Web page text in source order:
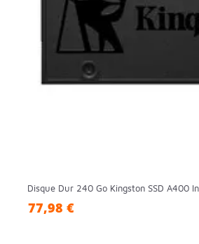
Disque Dur 240 Go Kingston SSD A400
77,98 €